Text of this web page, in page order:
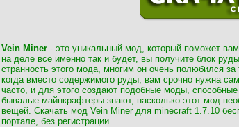
Vein Miner- это уникальный мод, который поможет
на деле все именно так и будет, вы получите блок
странность этого мода, многим он очень полюбился
когда вместо содержимого руды, вам срочно нужна
часто, и для этого создают подобные моды,
бывалые майнкрафтеры знают, насколько этот мод
вещей. Скачать мод Vein Miner для minecraft 1.7.10
портале, без регистрации.